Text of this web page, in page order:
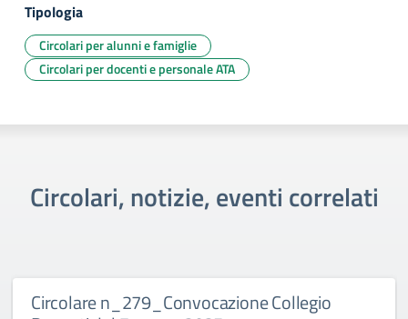
Tipologia
Circolari per alunni e famiglie
Circolari per docenti e personale ATA
Circolari, notizie, eventi correlati
Circolare n_279_Convocazione Collegio